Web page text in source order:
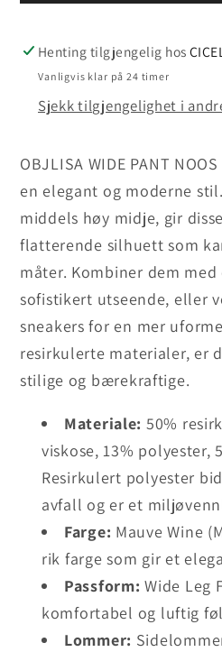
Henting tilgjengelig hos
Vanligvis klar på 24 timer
Sjekk tilgjengelighet i
OBJLISA WIDE PANT
en elegant og moderne
middels høy midje, gir
flatterende silhuett som
måter. Kombiner dem
sofistikert utseende, eller
sneakers for en mer
resirkulerte materialer, er
stilige og bærekraftige.
Materiale: 50%
viskose, 13% polyester,
Resirkulert polyester
avfall og er et
Farge: Mauve Wine
rik farge som gir et
Passform: Wide Leg
komfortabel og luftig
Lommer: